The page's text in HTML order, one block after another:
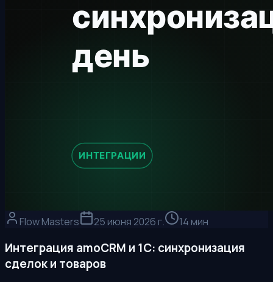
Flow Masters 25 июня 2026 г. 14 мин
Интеграция amoCRM и 1С: синхронизация
сделок и товаров